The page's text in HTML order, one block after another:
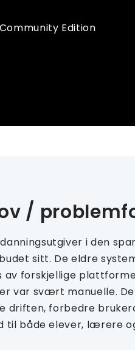
Edition
/
i den
sitt. De eldre
forskjellige
var svært manuelle.
driften, forbedre
til både elever, lærere